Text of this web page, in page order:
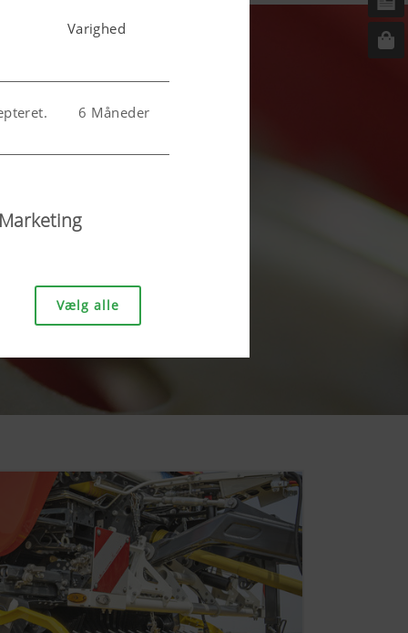
Varighed
6 Måneder
anvender vi
der anvendes, og
Vælg alle